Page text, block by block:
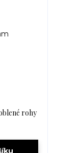
rohy